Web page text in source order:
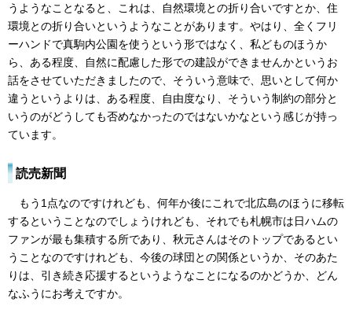
うようなことなると、これは、自然環境との折り合いですとか、住
環境との折り合いというようなことがあります。やはり、全くフリ
ーハンドで真駒内公園を使うという形ではなく、私どものほうか
ら、ある程度、自然に配慮した形での建設ができませんかというお
話をさせていただきましたので、そういう意味で、思いとして何か
違うというよりは、ある程度、自由度なり、そういう制約の部分と
いうのがどうしても否めなかったのではないかなという感じが持っ
ています。
読売新聞
もう1点なのですけれども、何年か後にこれで北広島のほうに移転
するということなのでしょうけれども、それでも札幌市は日ハムの
ファンが最も集積する所であり、秋元さんはそのトップであるとい
うことなのですけれども、今後の球団との関係というか、そのあた
りは、引き続き応援するというようなことになるのかどうか、どん
なふうにお考えですか。